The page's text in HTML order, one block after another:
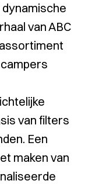
van ABC
van filters
Een
maken van